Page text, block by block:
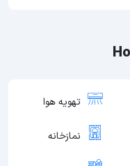
تهویه هوا
نمازخانه